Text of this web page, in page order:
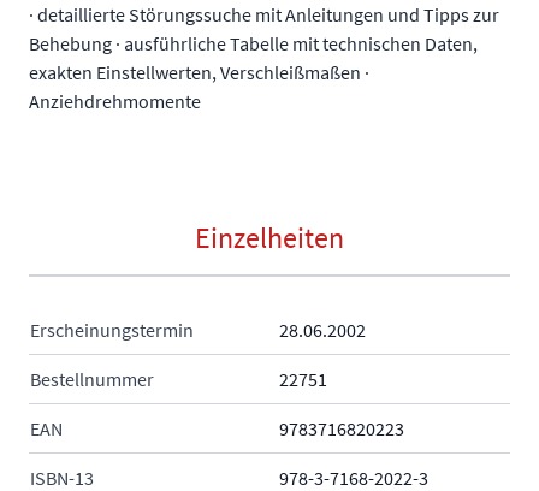
· detaillierte Störungssuche mit Anleitungen und Tipps zur
Behebung · ausführliche Tabelle mit technischen Daten,
exakten Einstellwerten, Verschleißmaßen ·
Anziehdrehmomente
Einzelheiten
Erscheinungstermin 28.06.2002
Bestellnummer 22751
EAN 9783716820223
ISBN-13 978-3-7168-2022-3